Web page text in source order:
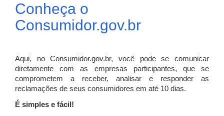
Conheça o
Consumidor.gov.br
Aqui, no Consumidor.gov.br, você pode se comunicar
diretamente com as empresas participantes, que se
comprometem a receber, analisar e responder as
reclamações de seus consumidores em até 10 dias.
É simples e fácil!